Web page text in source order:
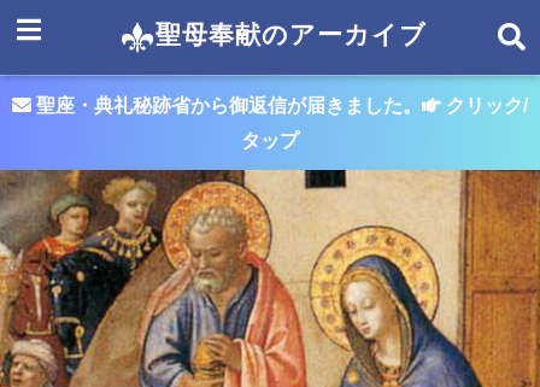
聖母奉献のアーカイブ
聖座・典礼秘跡省から御返信が届きました。
クリック/
タップ